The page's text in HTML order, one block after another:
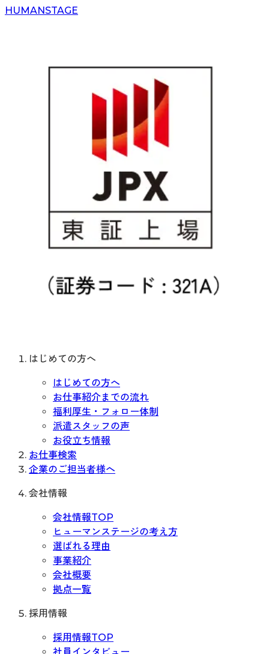
HUMANSTAGE
はじめての方へ
はじめての方へ
お仕事紹介までの流れ
福利厚生・フォロー体制
派遣スタッフの声
お役立ち情報
お仕事検索
企業のご担当者様へ
会社情報
会社情報TOP
ヒューマンステージの考え方
選ばれる理由
事業紹介
会社概要
拠点一覧
採用情報
採用情報TOP